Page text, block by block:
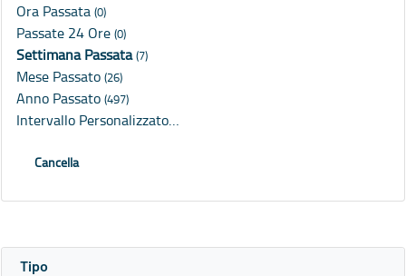
Ora Passata (0)
Passate 24 Ore (0)
Settimana Passata(7)
Mese Passato (26)
Anno Passato (497)
Intervallo Personalizzato…
Cancella
Tipo